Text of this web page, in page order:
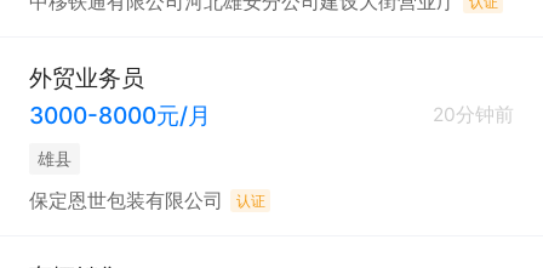
外贸业务员
3000-8000元/月
20分钟前
雄县
保定恩世包装有限公司 认证